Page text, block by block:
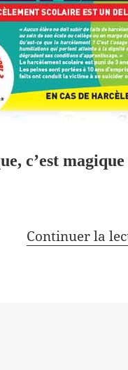
c’est
Continuer la